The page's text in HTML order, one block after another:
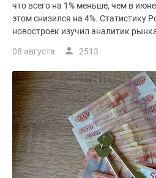
лесу
Коттеджные
водоема
Коттеджные
поселки
ипотеку
Бизнес-
центры
Коттеджи
что всего на 1% меньше, чем в
этом снизился на 4%. Статистику
новостроек изучил аналитик
08 августа 2513